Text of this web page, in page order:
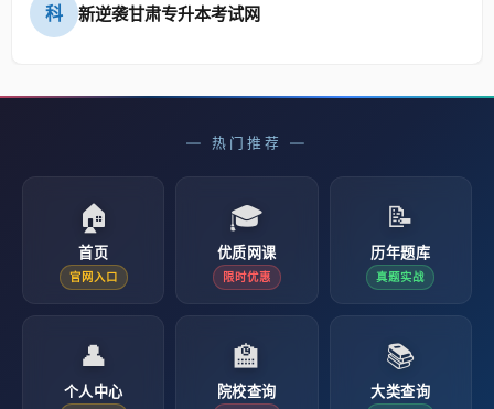
科 新逆袭甘肃专升本考试网
— 热门推荐 —
🏠
首页
官网入口
🎓
优质网课
限时优惠
📝
历年题库
真题实战
👤
个人中心
🏫
院校查询
📚
大类查询